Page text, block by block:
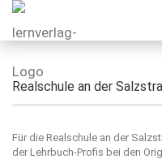
Realschule an der
Für die Realschule an der
der Lehrbuch-Profis bei den